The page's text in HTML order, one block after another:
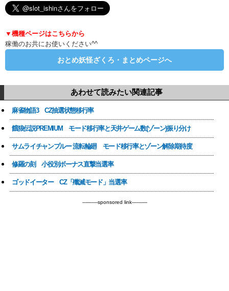
▼機種ページはこちらから
稼働のお共にお使いください^^
おとめ妖怪ざくろ・まとめページへ
あわせて読みたい関連記事
麻雀物語3 CZ抽選状態移行率
餓狼伝説PREMIUM モード移行率と天井ゲーム数(ゾーン)振り分け
サムライチャンプルー 流転輪廻 モード移行率とゾーン解除期待度
修羅の刻 小役別ボーナス直撃当選率
ゴッドイーター CZ「殲滅モード」当選率
----------sponsored link----------